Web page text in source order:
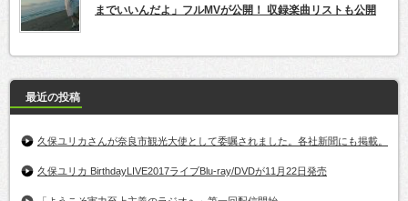
までいいんだよ」フルMVが公開！ 収録楽曲リストも公開
最近の投稿
久保ユリカさんが奈良市観光大使として委嘱されました。各社新聞にも掲載。
久保ユリカ BirthdayLIVE2017ライブBlu-ray/DVDが11月22日発売